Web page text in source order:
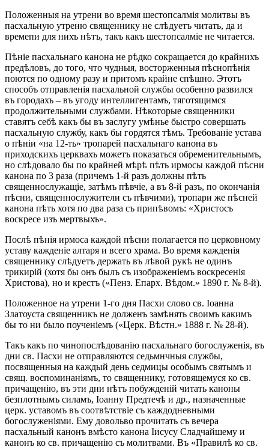
Положенныя на утрени во время шестопсалмія молитвы въ
пасхальную утреню священнику не слѣдуетъ читать, да и
времепи для нихъ нѣтъ, такъ какъ шестопсалміе не читается.
Пѣніе пасхальнаго канона не рѣдко сокращается до крайнихъ
предѣловъ, до того, что чудныя, восторженныя пѣснопѣнія
поются по одному разу и притомъ крайне спѣшно. Этотъ
способъ отправленія пасхальной службы особенно развился
въ городахъ – въ угоду интеллигентамъ, тяготящимся
продолжительными службами. Нѣкоторые священники
ставятъ себѣ какъ бы въ заслугу умѣнье быстро совершать
пасхальную службу, какъ бы гордятся тѣмъ. Требованіе устава
о пѣніи «на 12-ть» тропарей пасхальнаго канона въ
приходскихъ церквахъ можетъ показаться обременительнымъ,
но слѣдовало бы по крайней мѣрѣ пѣть ирмосы каждой пѣсни
канона по 3 раза (причемъ 1-й разъ должны пѣть
священнослужащіе, затѣмъ пѣвчіе, а въ 8-й разъ, по окончанія
пѣсни, священнослужители съ пѣвчими), тропари же пѣсней
канона пѣть хотя по два раза съ припѣвомъ: «Христосъ
воскресе изъ мертвыхъ».
Послѣ пѣнія ирмоса каждой пѣсни полагается по церковному
уставу кажденіе алтаря и всего храма. Во время кажденія
священнику слѣдуетъ держать въ лѣвой рукѣ не одинъ
трикирій (хотя бы онъ былъ съ изображеніемъ воскресенія
Христова), но и крестъ («Пенз. Епарх. Вѣдом.» 1890 г. № 8-й).
Положенное на утрени 1-го дня Пасхи слово св. Іоанна
Златоуста священникъ не долженъ замѣнять своимъ какимъ
бы то ни было поученіемъ («Церк. Вѣстн.» 1888 г. № 28-й).
Такъ какъ по чинопослѣдованію пасхальнаго богослуженія, въ
дни св. Пасхи не отправляются седьмнчныя службы,
посвященныя на каждый день седмицы особымъ святымъ и
свящ. воспоминаніямъ, то священнику, готовящемуся ко св.
причащенію, въ эти дни нѣтъ побужденій читать каноны
безплотнымъ силамъ, Іоанну Предтечѣ и др., назначенные
церк. уставомъ въ соотвѣтствіе съ каждодневными
богослуженіями. Ему довольво прочитать съ вечера
пасхальный канонъ вмѣсто канона Іисусу Сладчайшему и
канонъ ко св. причащенію съ молитвами. Въ «Правилѣ ко св.